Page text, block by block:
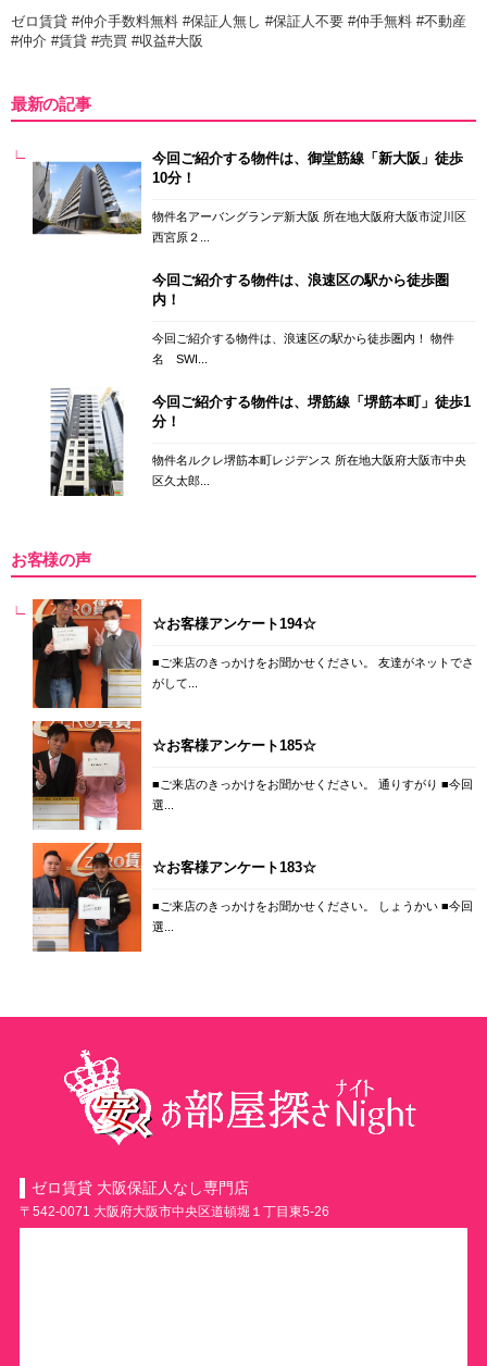
ゼロ賃貸 #仲介手数料無料 #保証人無し #保証人不要 #仲手無料 #不動産
#仲介 #賃貸 #売買 #収益#大阪
最新の記事
今回ご紹介する物件は、御堂筋線「新大阪」徒歩
10分！
物件名アーバングランデ新大阪 所在地大阪府大阪市淀川区
西宮原２...
今回ご紹介する物件は、浪速区の駅から徒歩圏
内！
今回ご紹介する物件は、浪速区の駅から徒歩圏内！ 物件
名 SWI...
今回ご紹介する物件は、堺筋線「堺筋本町」徒歩1
分！
物件名ルクレ堺筋本町レジデンス 所在地大阪府大阪市中央
区久太郎...
お客様の声
☆お客様アンケート194☆
■ご来店のきっかけをお聞かせください。 友達がネットでさ
がして...
☆お客様アンケート185☆
■ご来店のきっかけをお聞かせください。 通りすがり ■今回
選...
☆お客様アンケート183☆
■ご来店のきっかけをお聞かせください。 しょうかい ■今回
選...
ゼロ賃貸 大阪保証人なし専門店
〒542-0071 大阪府大阪市中央区道頓堀１丁目東5-26